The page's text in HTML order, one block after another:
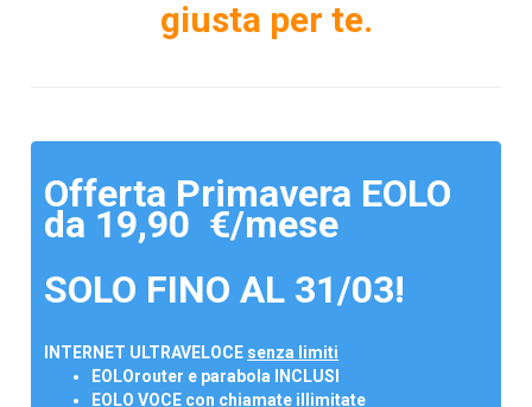
giusta per te.
Offerta Primavera EOLO
da 19,90 €/mese
SOLO FINO AL 31/03!
INTERNET ULTRAVELOCE senza limiti
EOLOrouter e parabola INCLUSI
EOLO VOCE con chiamate illimitate